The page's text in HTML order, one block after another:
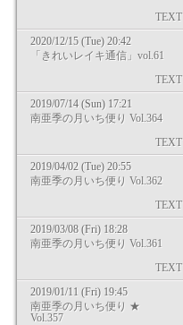
TEXT
2020/12/15 (Tue) 20:42
「きれいレイキ通信」vol.61
TEXT
2019/07/14 (Sun) 17:21
南亜季の月いち便り Vol.364
TEXT
2019/04/02 (Tue) 20:55
南亜季の月いち便り Vol.362
TEXT
2019/03/08 (Fri) 18:28
南亜季の月いち便り Vol.361
TEXT
2019/01/11 (Fri) 19:45
南亜季の月いち便り ★
Vol.357